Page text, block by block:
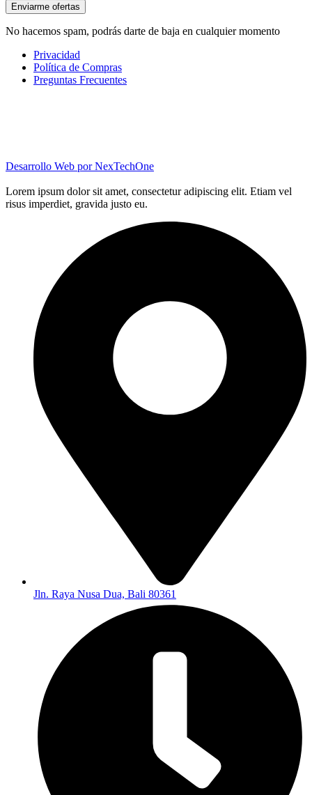
Enviarme ofertas
No hacemos spam, podrás darte de baja en cualquier momento
Privacidad
Política de Compras
Preguntas Frecuentes
Desarrollo Web porNexTechOne
Lorem ipsum dolor sit amet, consectetur adipiscing elit. Etiam vel
risus imperdiet, gravida justo eu.
Jln. Raya Nusa Dua, Bali 80361